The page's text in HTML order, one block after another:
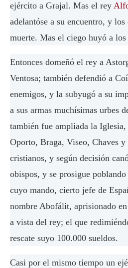
ejército a Grajal. Mas el rey
adelantóse a su encuentro, y los
muerte. Mas el ciego huyó a los
Entonces domeñó el rey a
Ventosa; también defendió a
enemigos, y la subyugó a su
a sus armas muchísimas urbes
también fue ampliada la Iglesia,
Oporto, Braga, Viseo, Chaves
cristianos, y según decisión
obispos, y se prosigue
cuyo mando, cierto jefe de
nombre Abofálit, aprisionado
a vista del rey; el que
rescate suyo 100.000 sueldos.
Casi por el mismo tiempo un